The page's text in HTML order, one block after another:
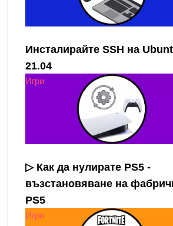
Инсталирайте SSH на
21.04
Игри
▷ Как да нулирате PS5 -
възстановяване на
PS5
Игри